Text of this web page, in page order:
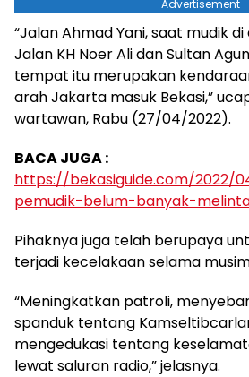
Advertisement
“Jalan Ahmad Yani, saat mudik
Jalan KH Noer Ali dan Sultan
tempat itu merupakan
arah Jakarta masuk Bekasi,”
wartawan, Rabu (27/04/2022).
BACA JUGA :
https://bekasiguide.com/2022/
pemudik-belum-banyak-
Pihaknya juga telah berupaya
terjadi kecelakaan selama
“Meningkatkan patroli,
spanduk tentang
mengedukasi tentang
lewat saluran radio,” jelasnya.